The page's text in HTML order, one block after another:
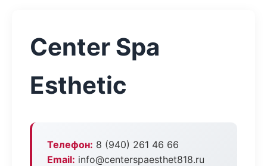
Center Spa
Esthetic
Телефон: 8 (940) 261 46 66
Email: info@centerspaesthet818.ru